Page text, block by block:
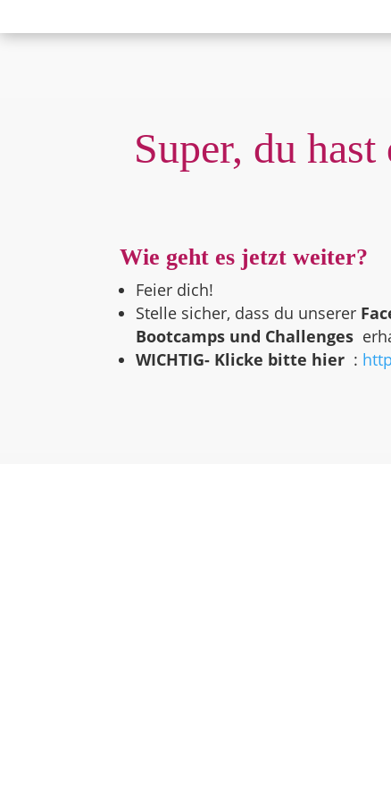
Super, du
Wie geht es jetzt weiter?
Feier dich!
Stelle sicher, dass du unserer
Bootcamps und Challenges
WICHTIG- Klicke bitte hier :